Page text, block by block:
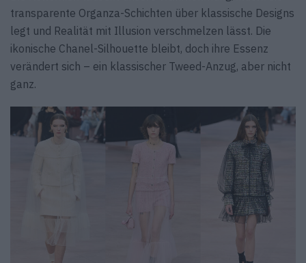
transparente Organza-Schichten über klassische Designs
legt und Realität mit Illusion verschmelzen lässt. Die
ikonische Chanel-Silhouette bleibt, doch ihre Essenz
verändert sich – ein klassischer Tweed-Anzug, aber nicht
ganz.